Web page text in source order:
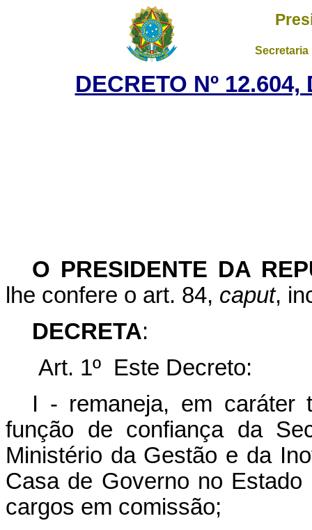
DECRETO Nº
O PRESIDENTE DA
lhe confere o art. 84, caput,
DECRETA:
Art. 1º Este Decreto:
I - remaneja, em caráter
função de confiança da
Ministério da Gestão e da
Casa de Governo no
cargos em comissão;